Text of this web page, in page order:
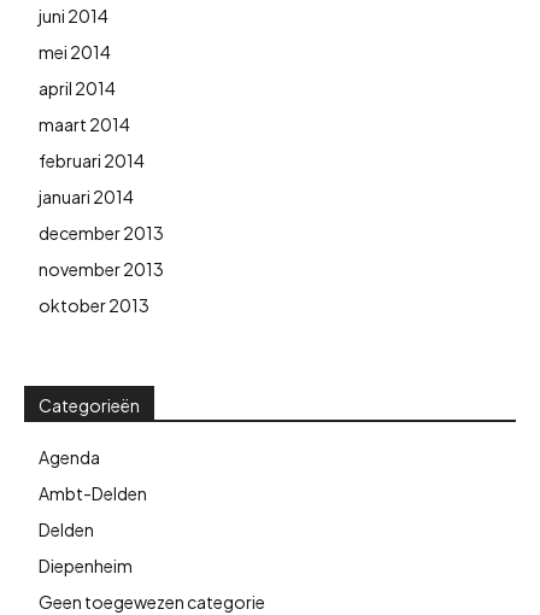
juni 2014
mei 2014
april 2014
maart 2014
februari 2014
januari 2014
december 2013
november 2013
oktober 2013
Categorieën
Agenda
Ambt-Delden
Delden
Diepenheim
Geen toegewezen categorie